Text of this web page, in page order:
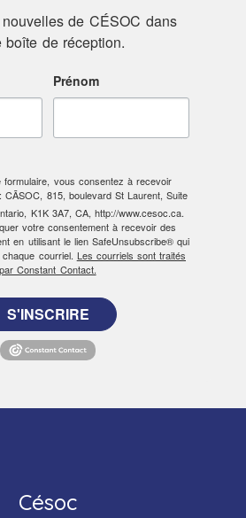
de CÉSOC dans
boîte de réception.
Prénom
formulaire, vous consentez à recevoir
815, boulevard St Laurent, Suite
K1K 3A7, CA, http://www.cesoc.ca.
votre consentement à recevoir des
en utilisant le lien SafeUnsubscribe® qui
courriel. Les courriels sont traités
par Constant Contact.
S'INSCRIRE
Césoc